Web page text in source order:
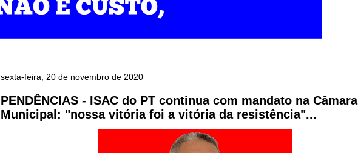
sexta-feira, 20 de novembro de 2020
PENDÊNCIAS - ISAC do PT continua com mandato na Câmara
Municipal: "nossa vitória foi a vitória da resistência"...